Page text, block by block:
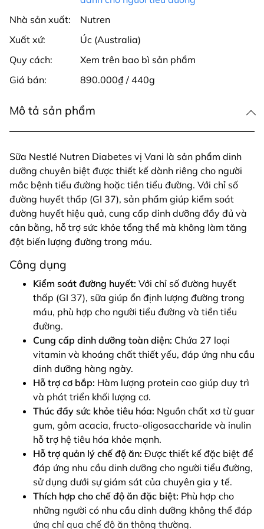
Nhà sản xuất:
Nutren
Xuất xứ:
Úc (Australia)
Quy cách:
Xem trên bao bì sản phẩm
Giá bán:
890.000₫ / 440g
Mô tả sản phẩm
Sữa Nestlé Nutren Diabetes vị Vani là sản phẩm dinh
dưỡng chuyên biệt được thiết kế dành riêng cho người
mắc bệnh tiểu đường hoặc tiền tiểu đường. Với chỉ số
đường huyết thấp (GI 37), sản phẩm giúp kiểm soát
đường huyết hiệu quả, cung cấp dinh dưỡng đầy đủ và
cân bằng, hỗ trợ sức khỏe tổng thể mà không làm tăng
đột biến lượng đường trong máu.
Công dụng
Kiểm soát đường huyết: Với chỉ số đường huyết
thấp (GI 37), sữa giúp ổn định lượng đường trong
máu, phù hợp cho người tiểu đường và tiền tiểu
đường.
Cung cấp dinh dưỡng toàn diện: Chứa 27 loại
vitamin và khoáng chất thiết yếu, đáp ứng nhu cầu
dinh dưỡng hàng ngày.
Hỗ trợ cơ bắp: Hàm lượng protein cao giúp duy trì
và phát triển khối lượng cơ.
Thúc đẩy sức khỏe tiêu hóa: Nguồn chất xơ từ guar
gum, gôm acacia, fructo-oligosaccharide và inulin
hỗ trợ hệ tiêu hóa khỏe mạnh.
Hỗ trợ quản lý chế độ ăn: Được thiết kế đặc biệt để
đáp ứng nhu cầu dinh dưỡng cho người tiểu đường,
sử dụng dưới sự giám sát của chuyên gia y tế.
Thích hợp cho chế độ ăn đặc biệt: Phù hợp cho
những người có nhu cầu dinh dưỡng không thể đáp
ứng chỉ qua chế độ ăn thông thường.